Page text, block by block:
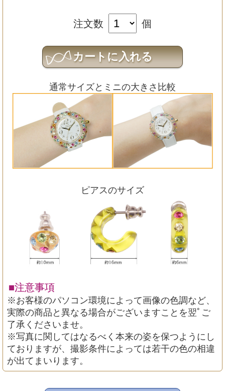
注文数 個
通常サイズとミニの大きさ比較
ピアスのサイズ
■注意事項
※お客様のパソコン環境によって画像の色調など、
実際の商品と異なる場合がございますことを翌ﾟご
了承くださいませ。
※写真に関してはなるべく本来の姿を保つようにし
ておりますが、撮影条件によっては若干の色の相違
が出てまいります。